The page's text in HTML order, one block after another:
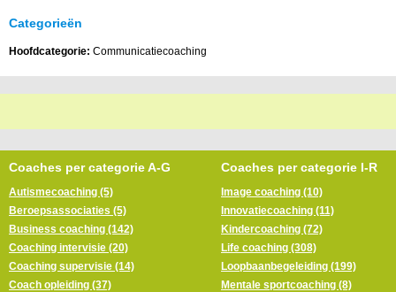
Categorieën
Hoofdcategorie: Communicatiecoaching
Coaches per categorie A-G
Autismecoaching (5)
Beroepsassociaties (5)
Business coaching (142)
Coaching intervisie (20)
Coaching supervisie (14)
Coach opleiding (37)
Coaches per categorie I-R
Image coaching (10)
Innovatiecoaching (11)
Kindercoaching (72)
Life coaching (308)
Loopbaanbegeleiding (199)
Mentale sportcoaching (8)